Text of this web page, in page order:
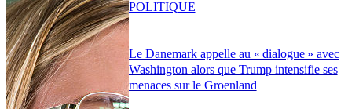
Le Danemark appelle au « dialogue » avec
Washington alors que Trump intensifie ses
menaces sur le Groenland
POLITIQUE